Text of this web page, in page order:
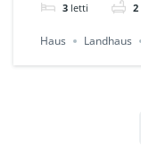
3 letti 2
Haus Landhaus